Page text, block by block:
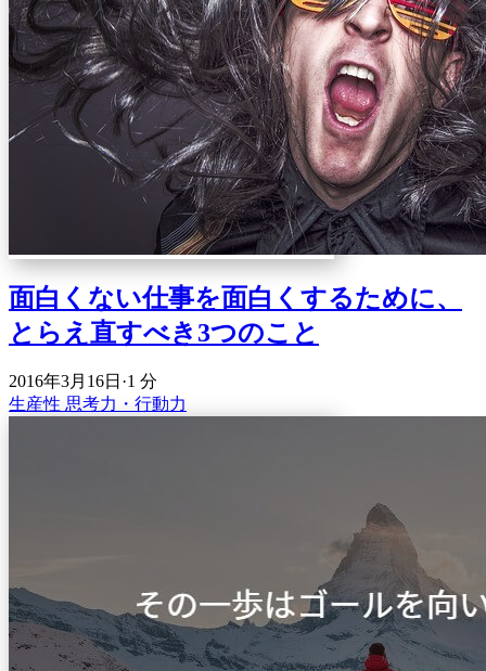
面白くない仕事を面白くするために、
とらえ直すべき3つのこと
2016年3月16日 ·1 分
生産性 思考力・行動力